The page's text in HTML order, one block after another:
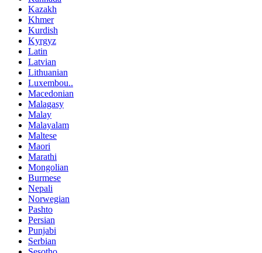
Kazakh
Khmer
Kurdish
Kyrgyz
Latin
Latvian
Lithuanian
Luxembou..
Macedonian
Malagasy
Malay
Malayalam
Maltese
Maori
Marathi
Mongolian
Burmese
Nepali
Norwegian
Pashto
Persian
Punjabi
Serbian